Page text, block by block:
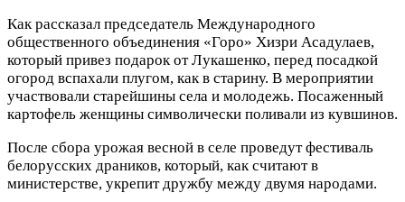
Как рассказал председатель Международного
общественного объединения «Горо» Хизри Асадулаев,
который привез подарок от Лукашенко, перед посадкой
огород вспахали плугом, как в старину. В мероприятии
участвовали старейшины села и молодежь. Посаженный
картофель женщины символически поливали из кувшинов.
После сбора урожая весной в селе проведут фестиваль
белорусских драников, который, как считают в
министерстве, укрепит дружбу между двумя народами.